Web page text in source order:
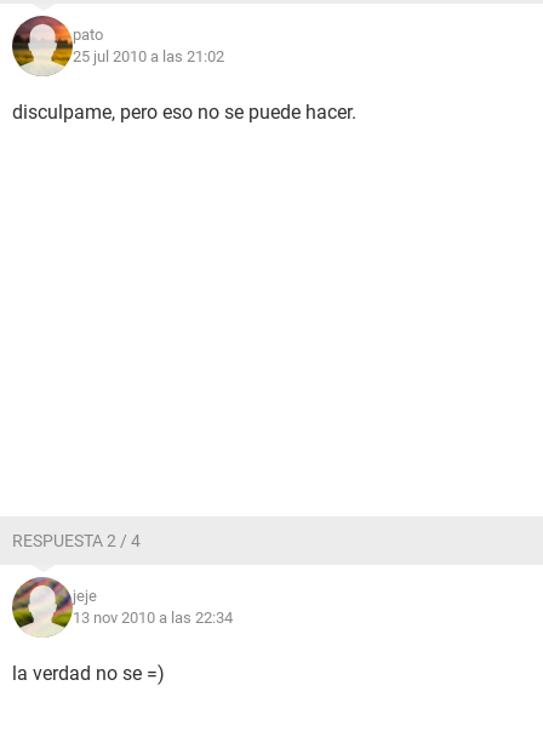
pato
25 jul 2010 a las 21:02
disculpame, pero eso no se puede hacer.
RESPUESTA 2 / 4
jeje
13 nov 2010 a las 22:34
la verdad no se =)